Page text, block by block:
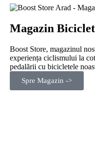
Magazin
Boost Store, magazinul
experiența ciclismului la
pedalării cu bicicletele
Spre Magazin ->